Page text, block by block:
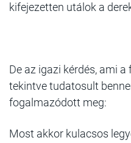
kifejezetten utálok a
De az igazi kérdés, ami
tekintve tudatosult
fogalmazódott meg:
Most akkor kulacsos